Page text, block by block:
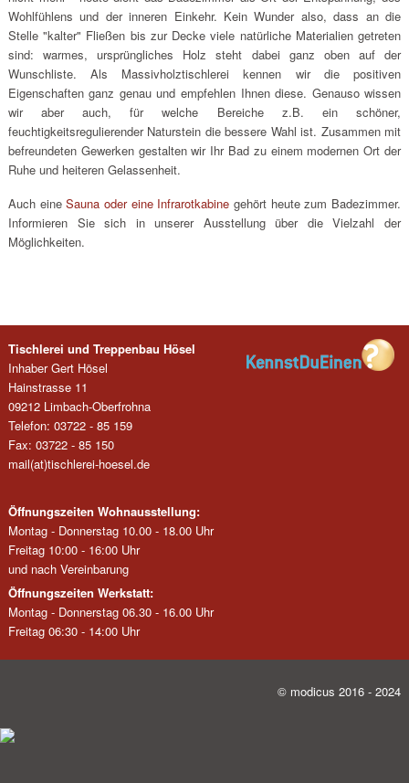
Wohlfühlens und der inneren Einkehr. Kein Wunder also, dass an die
Stelle "kalter" Fließen bis zur Decke viele natürliche Materialien getreten
sind: warmes, ursprüngliches Holz steht dabei ganz oben auf der
Wunschliste. Als Massivholztischlerei kennen wir die positiven
Eigenschaften ganz genau und empfehlen Ihnen diese. Genauso wissen
wir aber auch, für welche Bereiche z.B. ein schöner,
feuchtigkeitsregulierender Naturstein die bessere Wahl ist. Zusammen mit
befreundeten Gewerken gestalten wir Ihr Bad zu einem modernen Ort der
Ruhe und heiteren Gelassenheit.
Auch eineSauna oder eine Infrarotkabine gehört heute zum Badezimmer.
Informieren Sie sich in unserer Ausstellung über die Vielzahl der
Möglichkeiten.
Tischlerei und Treppenbau Hösel
Inhaber Gert Hösel
Hainstrasse 11
09212 Limbach-Oberfrohna
Telefon: 03722 - 85 159
Fax: 03722 - 85 150
mail(at)tischlerei-hoesel.de
Öffnungszeiten Wohnausstellung:
Montag - Donnerstag 10.00 - 18.00 Uhr
Freitag 10:00 - 16:00 Uhr
und nach Vereinbarung
Öffnungszeiten Werkstatt:
Montag - Donnerstag 06.30 - 16.00 Uhr
Freitag 06:30 - 14:00 Uhr
© modicus 2016 - 2024